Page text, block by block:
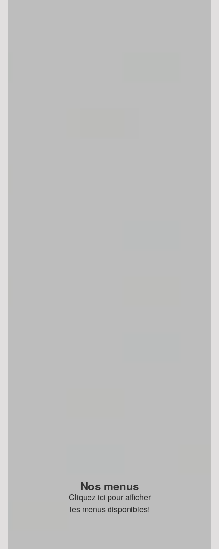
Nos menus
Cliquez ici pour afficher
les menus disponibles!